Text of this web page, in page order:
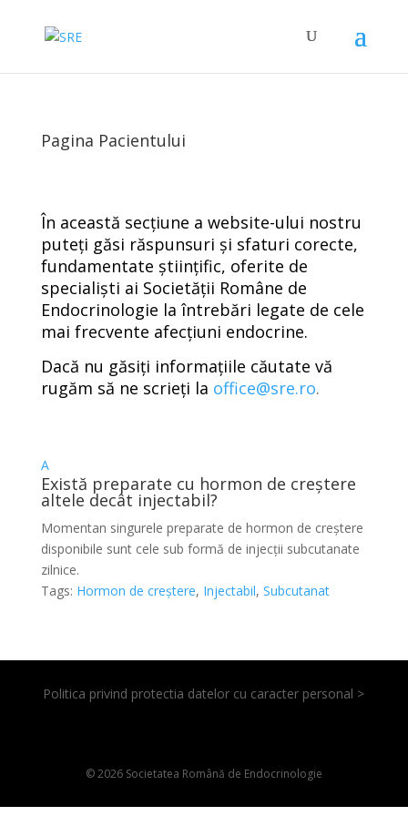
Pagina Pacientului
În această secțiune a website-ului nostru
puteți găsi răspunsuri și sfaturi corecte,
fundamentate științific, oferite de
specialiști ai Societății Române de
Endocrinologie la întrebări legate de cele
mai frecvente afecțiuni endocrine.
Dacă nu găsiți informațiile căutate vă
rugăm să ne scrieți la office@sre.ro.
A
Există preparate cu hormon de creștere
altele decât injectabil?
Momentan singurele preparate de hormon de creștere
disponibile sunt cele sub formă de injecții subcutanate
zilnice.
Tags: Hormon de creștere, Injectabil, Subcutanat
Politica privind protectia datelor cu caracter personal >
© 2026 Societatea Română de Endocrinologie